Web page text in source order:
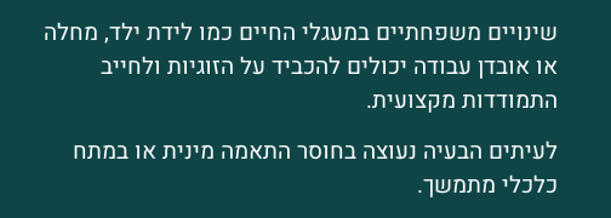
שינויים משפחתיים במעגלי החיים כמו לידת ילד, מחלה
או אובדן עבודה יכולים להכביד על הזוגיות ולחייב
התמודדות מקצועית.
לעיתים הבעיה נעוצה בחוסר התאמה מינית או במתח
כלכלי מתמשך.